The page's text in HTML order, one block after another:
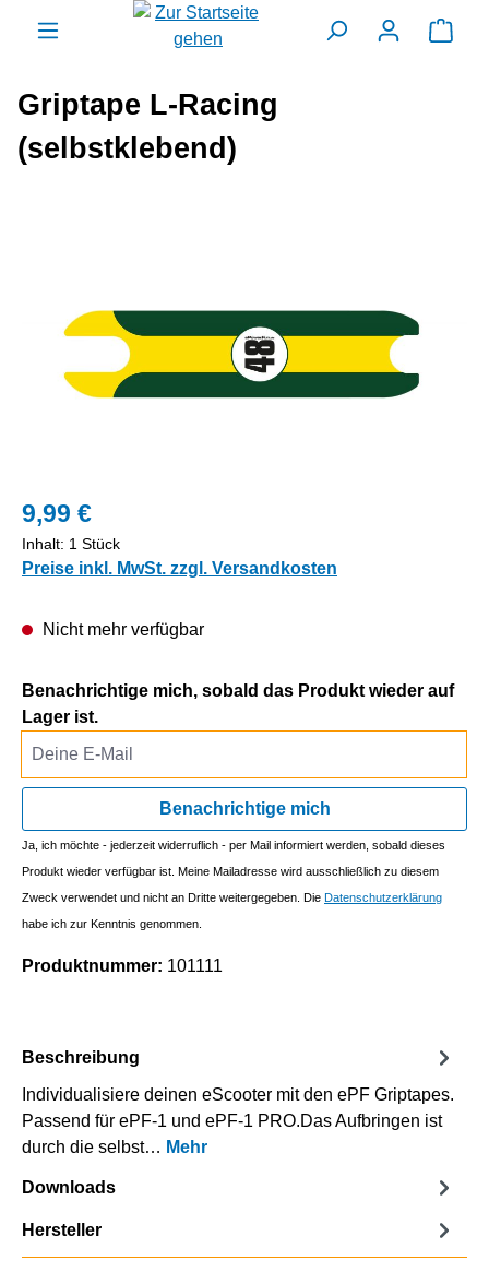
springen
Griptape L-Racing
(selbstklebend)
9,99 €
Inhalt: 1 Stück
Preise inkl. MwSt. zzgl. Versandkosten
Nicht mehr verfügbar
Benachrichtige mich, sobald das Produkt wieder auf
Lager ist.
Benachrichtige mich
Ja, ich möchte - jederzeit widerruflich - per Mail informiert werden, sobald dieses
Produkt wieder verfügbar ist. Meine Mailadresse wird ausschließlich zu diesem
Zweck verwendet und nicht an Dritte weitergegeben. Die Datenschutzerklärung
habe ich zur Kenntnis genommen.
Produktnummer: 101111
Beschreibung
Individualisiere deinen eScooter mit den ePF Griptapes.
Passend für ePF-1 und ePF-1 PRO.Das Aufbringen ist
durch die selbst… Mehr
Downloads
Hersteller